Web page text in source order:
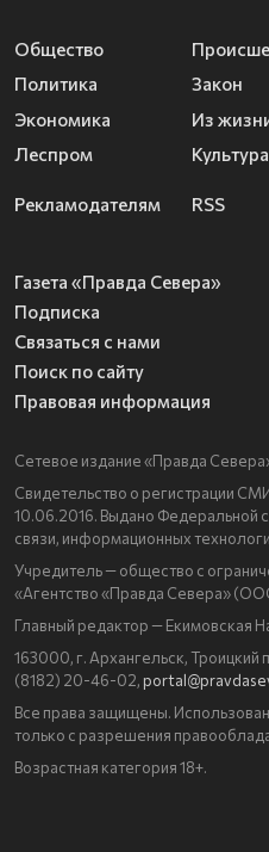
Общество
Политика
Экономика
Леспром
Закон
Из
Культура
Рекламодателям RSS
Газета «Правда Севера»
Подписка
Связаться с нами
Поиск по сайту
Правовая информация
Сетевое издание «Правда
Свидетельство о регистрации
10.06.2016. Выдано Федеральной
связи, информационных
Учредитель — общество с
«Агентство «Правда Севера»
Главный редактор — Екимовская
163000, г. Архангельск, Троицкий
(8182) 20-46-02,
Все права защищены.
только с разрешения
Возрастная категория 18+.